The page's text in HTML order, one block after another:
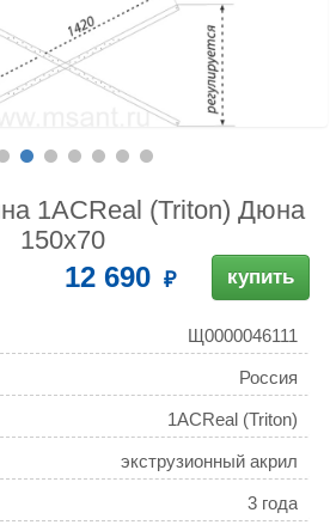
1ACReal (Triton) Дюна
150x70
12 690 купить
Щ0000046111
Россия
1ACReal (Triton)
экструзионный акрил
(ПММА/АБС)
3 года